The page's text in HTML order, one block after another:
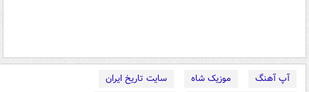
آپ آهنگ موزیک شاه
سایت تاریخ ایران